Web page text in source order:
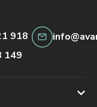
918
149